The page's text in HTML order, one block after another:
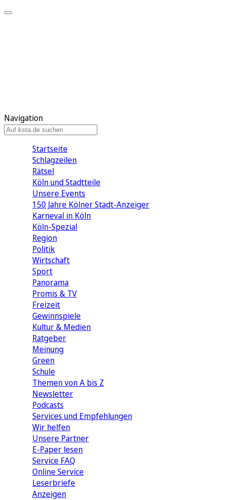
Navigation
Startseite
Schlagzeilen
Rätsel
Köln und Stadtteile
Unsere Events
150 Jahre Kölner Stadt-Anzeiger
Karneval in Köln
Köln-Spezial
Region
Politik
Wirtschaft
Sport
Panorama
Promis & TV
Freizeit
Gewinnspiele
Kultur & Medien
Ratgeber
Meinung
Green
Schule
Themen von A bis Z
Newsletter
Podcasts
Services und Empfehlungen
Wir helfen
Unsere Partner
E-Paper lesen
Service FAQ
Online Service
Leserbriefe
Anzeigen